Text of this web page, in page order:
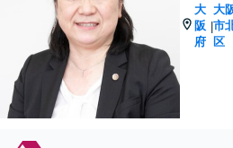
大
阪
府
|
大
市
区